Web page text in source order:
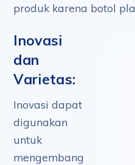
produk karena botol
Inovasi
dan
Varietas:
Inovasi dapat
digunakan
untuk
mengembang